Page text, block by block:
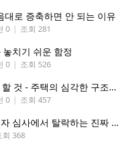
대로 증축하면 안 되는 이유
0 | 조회 281
치기 쉬운 함정
0 | 조회 526
집을 사기 전에 반드시 알아야 할 것 - 주택의 심각한 구조적 결함 식별하기
0 | 조회 457
은행은 알려주지 않는, SBA 융자 심사에서 탈락하는 진짜 이유
회 368